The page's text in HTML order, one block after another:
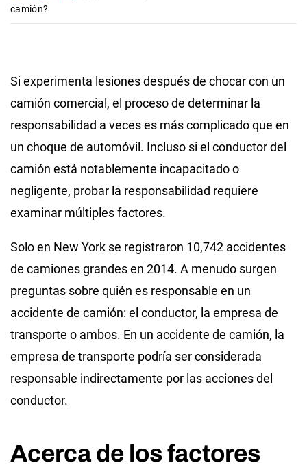
camión?
Si experimenta lesiones después de chocar con un
camión comercial, el proceso de determinar la
responsabilidad a veces es más complicado que en
un choque de automóvil. Incluso si el conductor del
camión está notablemente incapacitado o
negligente, probar la responsabilidad requiere
examinar múltiples factores.
Solo en New York se registraron 10,742 accidentes
de camiones grandesen 2014. A menudo surgen
preguntas sobre quién es responsable en un
accidente de camión: el conductor, la empresa de
transporte o ambos. En un accidente de camión, la
empresa de transporte podría ser considerada
responsable indirectamente por las acciones del
conductor.
Acerca de los factores